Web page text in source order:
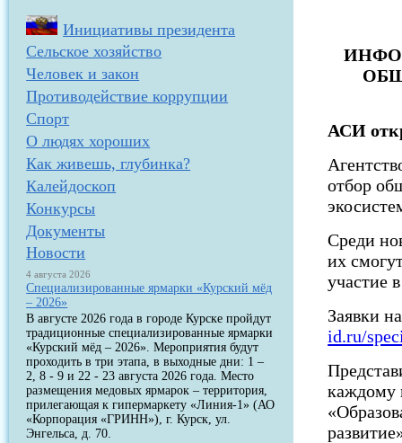
Инициативы президента
Сельское хозяйство
Человек и закон
Противодействие коррупции
Спорт
О людях хороших
Как живешь, глубинка?
Калейдоскоп
Конкурсы
Документы
Новости
4 августа 2026
Специализированные ярмарки «Курский мёд
– 2026»
В августе 2026 года в городе Курске пройдут
традиционные специализированные ярмарки
«Курский мёд – 2026». Мероприятия будут
проходить в три этапа, в выходные дни: 1 –
2, 8 - 9 и 22 - 23 августа 2026 года. Место
размещения медовых ярмарок – территория,
прилегающая к гипермаркету «Линия-1» (АО
«Корпорация «ГРИНН»), г. Курск, ул.
Энгельса, д. 70.
АСИ
отбор
Среди
их
участие
Заявки
id.ru/
каждому